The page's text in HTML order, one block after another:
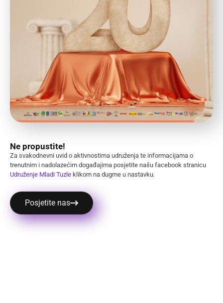
Ne propustite!
Za svakodnevni uvid o aktivnostima udruženja te informacijama o
trenutnim i nadolazećim događajima posjetite našu facebook stranicu
Udruženje Mladi Tuzle klikom na dugme u nastavku.
Posjetite nas